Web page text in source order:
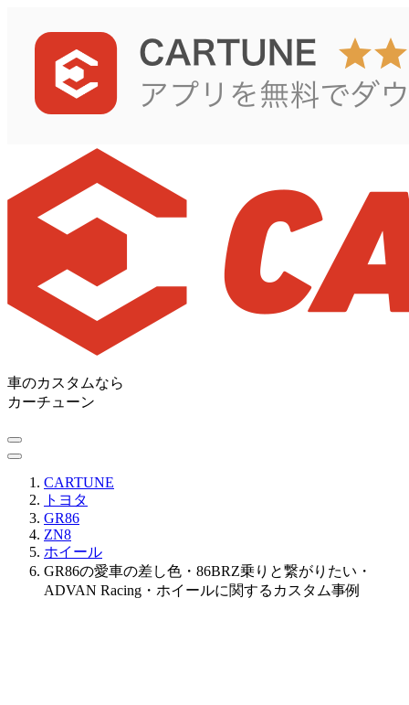
車のカスタムなら
カーチューン
CARTUNE
トヨタ
GR86
ZN8
ホイール
GR86の愛車の差し色・86BRZ乗りと繋がりたい・
ADVAN Racing・ホイールに関するカスタム事例